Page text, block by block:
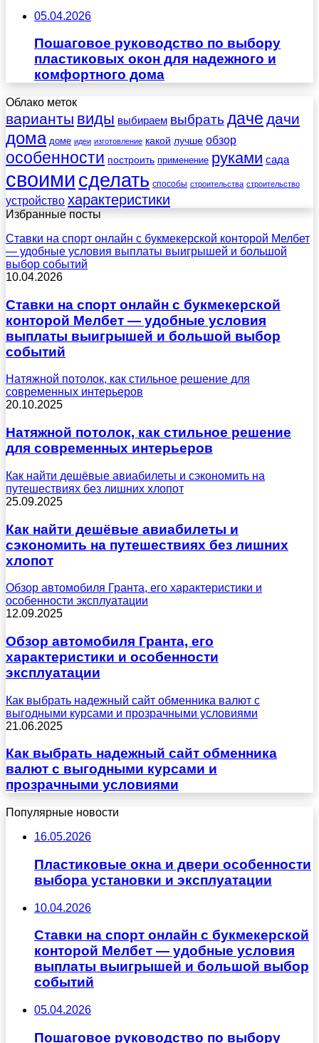
05.04.2026
Пошаговое руководство по выбору
пластиковых окон для надежного и
комфортного дома
Облако меток
варианты виды выбираем выбрать даче дачи
дома доме идеи изготовление какой лучше обзор
особенности построить применение руками сада
своими сделать способы строительства строительство
устройство характеристики
Избранные посты
Ставки на спорт онлайн с букмекерской конторой Мелбет
— удобные условия выплаты выигрышей и большой
выбор событий
10.04.2026
Ставки на спорт онлайн с букмекерской
конторой Мелбет — удобные условия
выплаты выигрышей и большой выбор
событий
Натяжной потолок, как стильное решение для
современных интерьеров
20.10.2025
Натяжной потолок, как стильное решение
для современных интерьеров
Как найти дешёвые авиабилеты и сэкономить на
путешествиях без лишних хлопот
25.09.2025
Как найти дешёвые авиабилеты и
сэкономить на путешествиях без лишних
хлопот
Обзор автомобиля Гранта, его характеристики и
особенности эксплуатации
12.09.2025
Обзор автомобиля Гранта, его
характеристики и особенности
эксплуатации
Как выбрать надежный сайт обменника валют с
выгодными курсами и прозрачными условиями
21.06.2025
Как выбрать надежный сайт обменника
валют с выгодными курсами и
прозрачными условиями
Популярные новости
16.05.2026
Пластиковые окна и двери особенности
выбора установки и эксплуатации
10.04.2026
Ставки на спорт онлайн с букмекерской
конторой Мелбет — удобные условия
выплаты выигрышей и большой выбор
событий
05.04.2026
Пошаговое руководство по выбору